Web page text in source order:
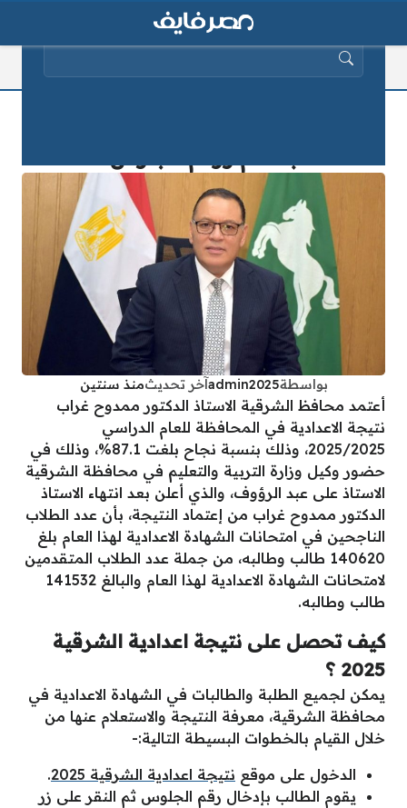
بواسطةadmin2025آخر تحديثمنذ سنتين
أعتمد محافظ الشرقية الاستاذ الدكتور ممدوح غراب
نتيجة الاعدادية في المحافظة للعام الدراسي
2025/2025، وذلك بنسبة نجاح بلغت 87.1%، وذلك في
حضور وكيل وزارة التربية والتعليم في محافظة الشرقية
الاستاذ على عبد الرؤوف، والذي أعلن بعد انتهاء الاستاذ
الدكتور ممدوح غراب من إعتماد النتيجة، بأن عدد الطلاب
الناجحين في امتحانات الشهادة الاعدادية لهذا العام بلغ
140620 طالب وطالبه، من جملة عدد الطلاب المتقدمين
لامتحانات الشهادة الاعدادية لهذا العام والبالغ 141532
طالب وطالبه.
كيف تحصل على نتيجة اعدادية الشرقية
2025 ؟
يمكن لجميع الطلبة والطالبات في الشهادة الاعدادية في
محافظة الشرقية، معرفة النتيجة والاستعلام عنها من
خلال القيام بالخطوات البسيطة التالية:-
الدخول على موقع نتيجة اعدادية الشرقية 2025
.
يقوم الطالب بإدخال رقم الجلوس ثم النقر على زر
البحث عن: